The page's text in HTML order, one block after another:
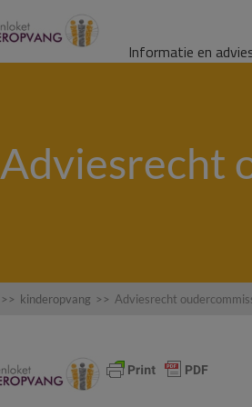
Informatie en
Adviesrecht
>> kinderopvang >> Adviesrecht